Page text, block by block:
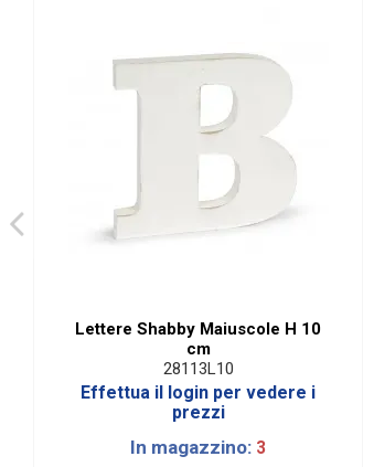
Lettere Shabby Maiuscole H 10
cm
28113L10
Effettua il login per vedere i
prezzi
In magazzino: 3